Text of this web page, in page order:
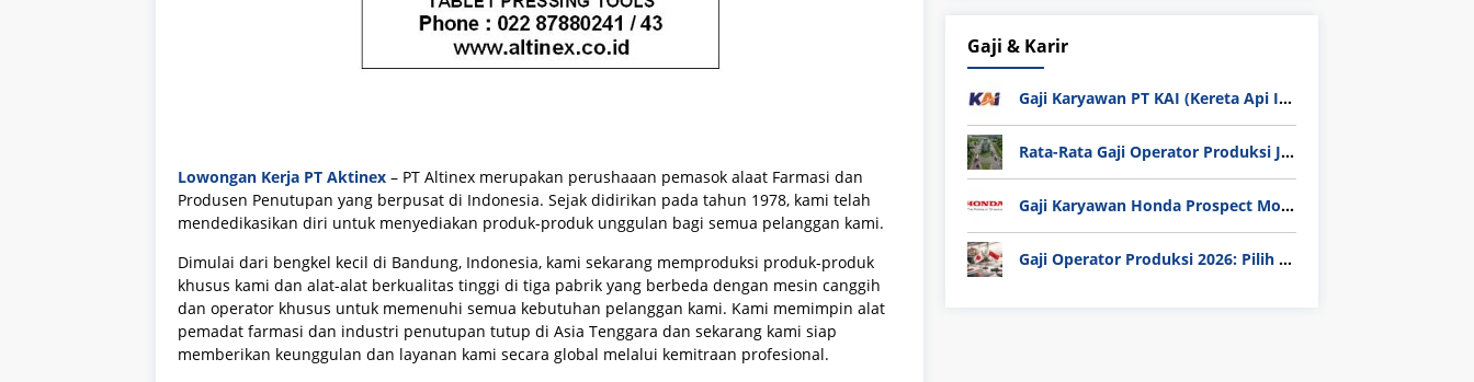
Lowongan Kerja PT Aktinex – PT Altinex merupakan perushaaan pemasok alaat Farmasi dan
Produsen Penutupan yang berpusat di Indonesia. Sejak didirikan pada tahun 1978, kami telah
mendedikasikan diri untuk menyediakan produk-produk unggulan bagi semua pelanggan kami.
Dimulai dari bengkel kecil di Bandung, Indonesia, kami sekarang memproduksi produk-produk
khusus kami dan alat-alat berkualitas tinggi di tiga pabrik yang berbeda dengan mesin canggih
dan operator khusus untuk memenuhi semua kebutuhan pelanggan kami. Kami memimpin alat
pemadat farmasi dan industri penutupan tutup di Asia Tenggara dan sekarang kami siap
memberikan keunggulan dan layanan kami secara global melalui kemitraan profesional.
Gaji & Karir
Gaji Karyawan PT KAI (Kereta Api Indonesia) Update 2025
Rata-Rata Gaji Operator Produksi Jabodetabek 2025: Bedah Tuntas UMK, Lemburan, dan Realita Hidup Buruh
Gaji Karyawan Honda Prospect Motor Semua Divisi
Gaji Operator Produksi 2026: Pilih PT Astra Honda Motor (AHM) atau Manufaktur di Jepang?